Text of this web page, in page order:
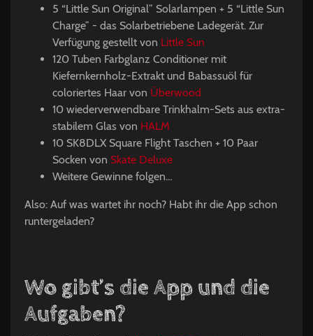
5 “Little Sun Original” Solarlampen + 5 “Little Sun
Charge” - das Solarbetriebene Ladegerät. Zur
Verfügung gestellt von Little Sun
120 Tuben Farbglanz Conditioner mit
Kiefernkernholz-Extrakt und Babassuöl für
coloriertes Haar von Überwood
10 wiederverwendbare Trinkhalm-Sets aus extra-
stabilem Glas von HALM
10 SK8DLX Square Flight Taschen + 10 Paar
Socken von Skate Deluxe
Weitere Gewinne folgen…
Also: Auf was wartet ihr noch? Habt ihr die App schon
runtergeladen?
Wo gibt’s die App und die
Aufgaben?